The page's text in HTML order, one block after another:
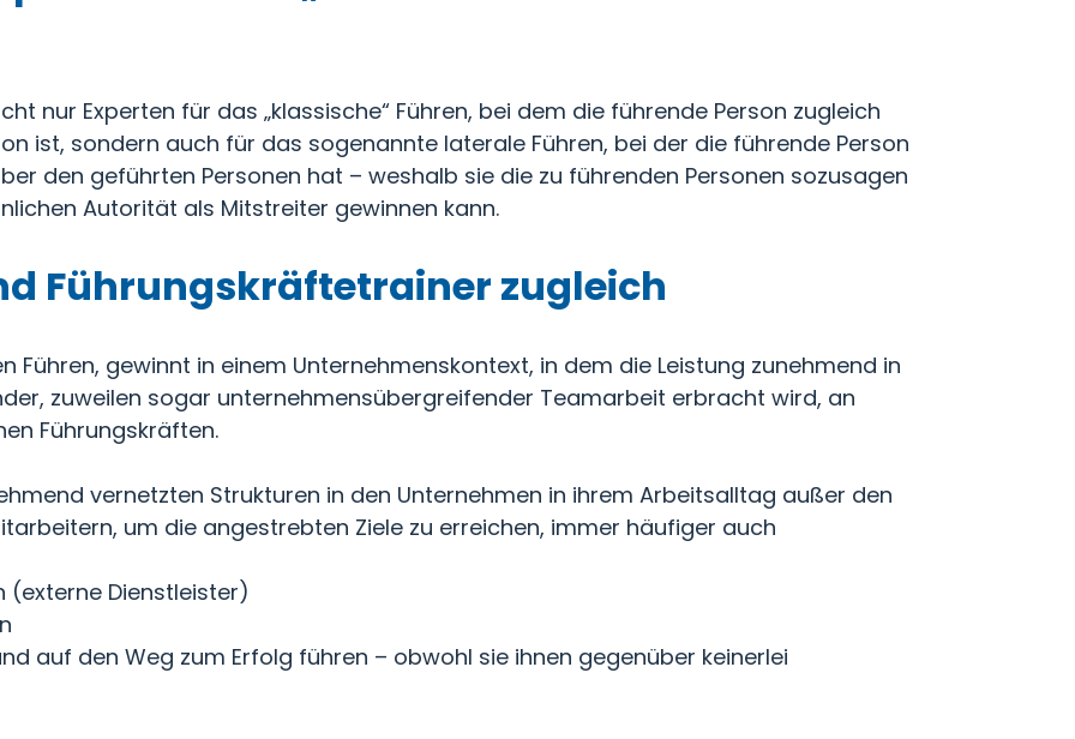
nur Experten für das „klassische“ Führen, bei dem die führende Person zugleich
ist, sondern auch für das sogenannte laterale Führen, bei der die führende Person
den geführten Personen hat – weshalb sie die zu führenden Personen sozusagen
Autorität als Mitstreiter gewinnen kann.
Führungskräftetrainer zugleich
Führen, gewinnt in einem Unternehmenskontext, in dem die Leistung zunehmend in
zuweilen sogar unternehmensübergreifender Teamarbeit erbracht wird, an
Führungskräften.
vernetzten Strukturen in den Unternehmen in ihrem Arbeitsalltag außer den
um die angestrebten Ziele zu erreichen, immer häufiger auch
(externe Dienstleister)
auf den Weg zum Erfolg führen – obwohl sie ihnen gegenüber keinerlei